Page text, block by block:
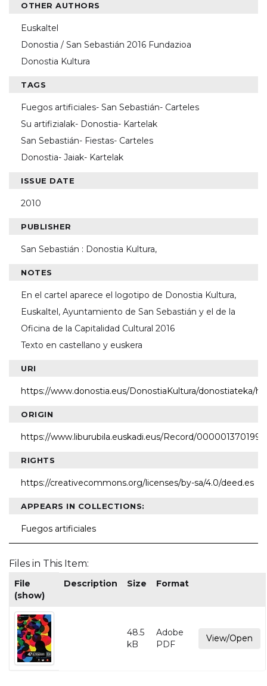
OTHER AUTHORS
Euskaltel
Donostia / San Sebastián 2016 Fundazioa
Donostia Kultura
TAGS
Fuegos artificiales- San Sebastián- Carteles
Su artifizialak- Donostia- Kartelak
San Sebastián- Fiestas- Carteles
Donostia- Jaiak- Kartelak
ISSUE DATE
2010
PUBLISHER
San Sebastián : Donostia Kultura,
NOTES
En el cartel aparece el logotipo de Donostia Kultura,
Euskaltel, Ayuntamiento de San Sebastián y el de la
Oficina de la Capitalidad Cultural 2016
Texto en castellano y euskera
URI
https://www.donostia.eus/DonostiaKultura/donostiateka/
ORIGIN
https://www.liburubila.euskadi.eus/Record/000001370199
RIGHTS
https://creativecommons.org/licenses/by-sa/4.0/deed.es
APPEARS IN COLLECTIONS:
Fuegos artificiales
Files in This Item:
File
(show)
Description Size Format
48.5
kB
Adobe
PDF
View/Open